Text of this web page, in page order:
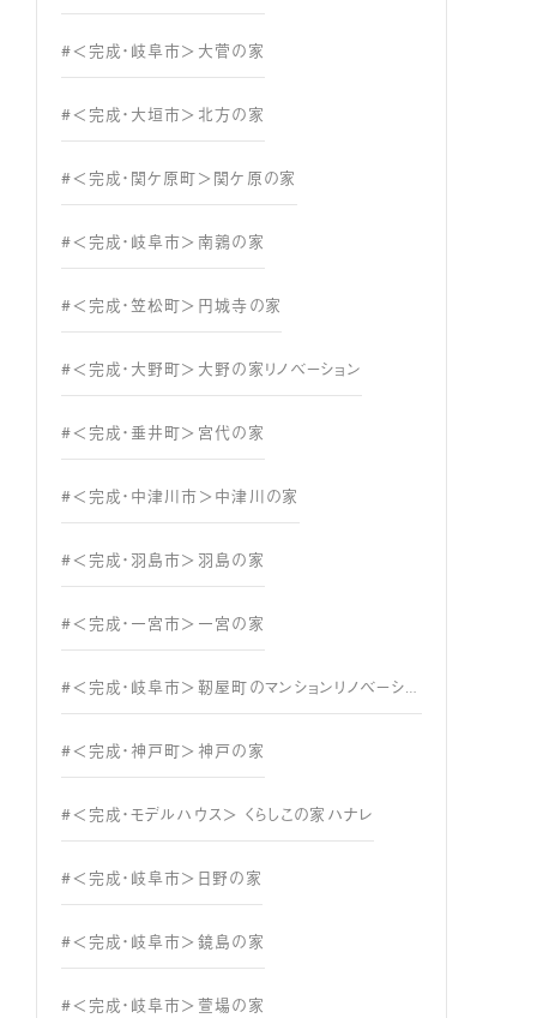
#＜完成・岐阜市＞大菅の家
#＜完成・大垣市＞北方の家
#＜完成・関ケ原町＞関ケ原の家
#＜完成・岐阜市＞南鶉の家
#＜完成・笠松町＞円城寺の家
#＜完成・大野町＞大野の家リノベーション
#＜完成・垂井町＞宮代の家
#＜完成・中津川市＞中津川の家
#＜完成・羽島市＞羽島の家
#＜完成・一宮市＞一宮の家
#＜完成・岐阜市＞靭屋町のマンションリノベーション
#＜完成・神戸町＞神戸の家
#＜完成・モデルハウス＞ くらしこの家ハナレ
#＜完成・岐阜市＞日野の家
#＜完成・岐阜市＞鏡島の家
#＜完成・岐阜市＞萱場の家